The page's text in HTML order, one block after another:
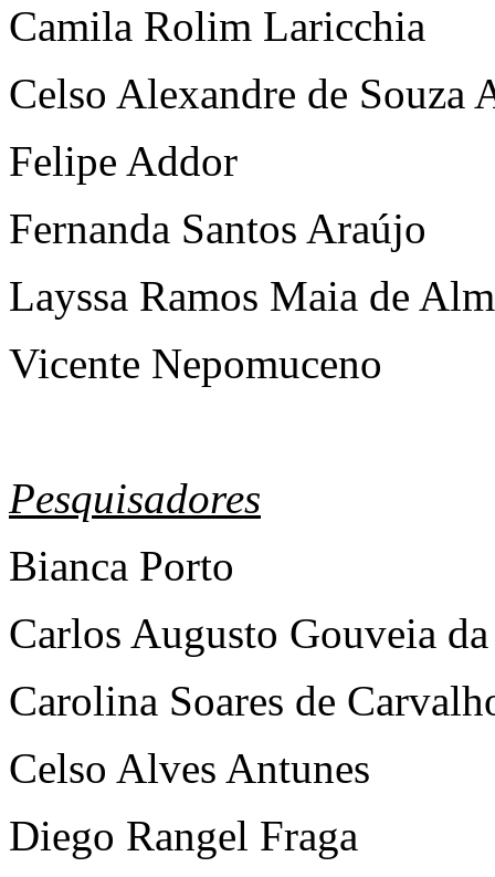
Camila Rolim Laricchia
Celso Alexandre de Souza
Felipe Addor
Fernanda Santos Araújo
Layssa Ramos Maia de
Vicente Nepomuceno
Pesquisadores
Bianca Porto
Carlos Augusto Gouveia
Carolina Soares de
Celso Alves Antunes
Diego Rangel Fraga